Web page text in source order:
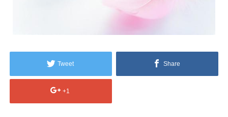
Tweet Share
+1